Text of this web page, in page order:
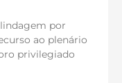
por
ao plenário
privilegiado